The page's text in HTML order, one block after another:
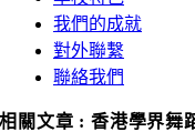
我們的成就
對外聯繫
聯絡我們
相關文章 : 香港學界舞